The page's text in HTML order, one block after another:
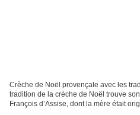
Crèche de Noël provençale avec les
tradition de la crèche de Noël trouve
François d’Assise, dont la mère était